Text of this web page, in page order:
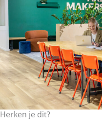
Herken je dit?